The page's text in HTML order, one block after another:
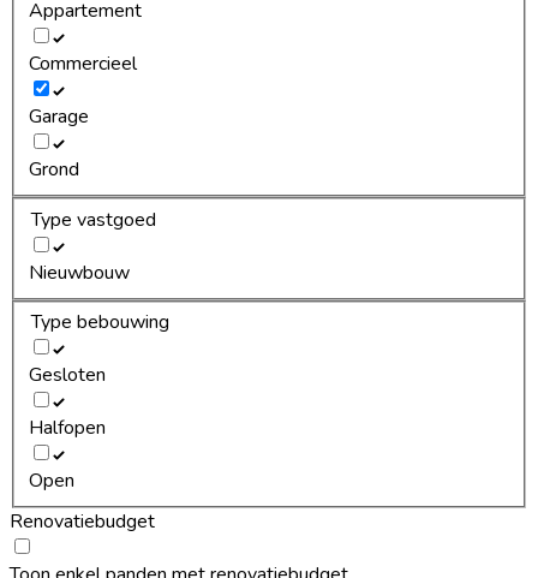
Appartement
Commercieel
Garage
Grond
Type vastgoed
Nieuwbouw
Type bebouwing
Gesloten
Halfopen
Open
Renovatiebudget